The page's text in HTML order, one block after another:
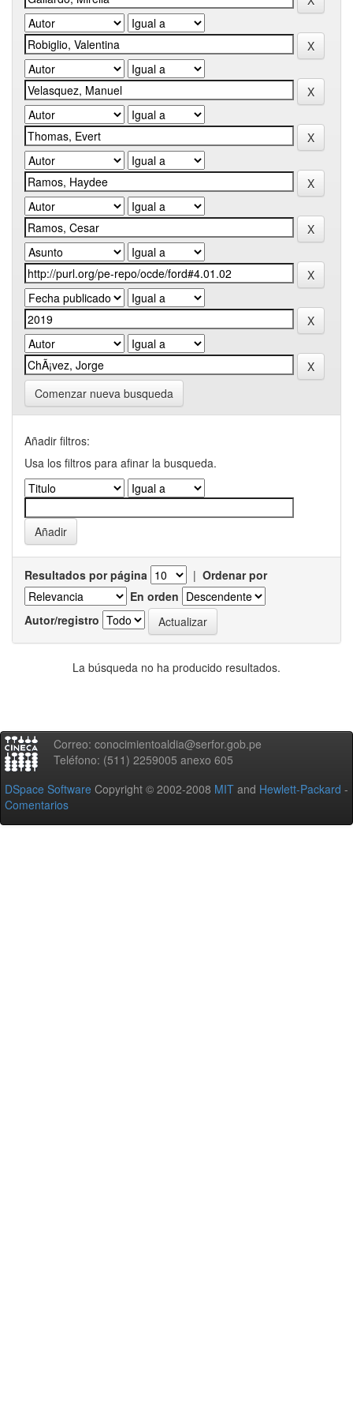
Comenzar nueva busqueda
Añadir filtros:
Usa los filtros para afinar la busqueda.
Resultados por página | Ordenar por
En orden
Autor/registro
La búsqueda no ha producido resultados.
Correo: conocimientoaldia@serfor.gob.pe
Teléfono: (511) 2259005 anexo 605
DSpace Software Copyright © 2002-2008 MIT and Hewlett-Packard -
Comentarios